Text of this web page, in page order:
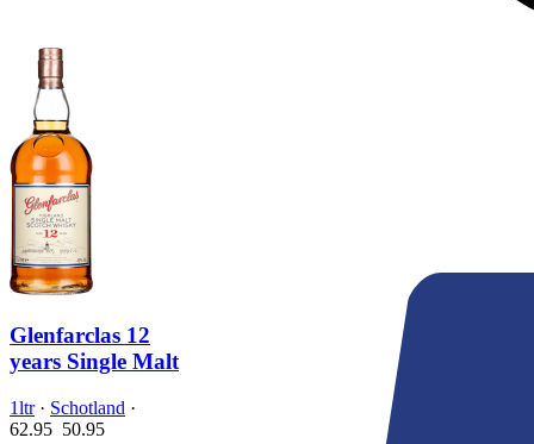
Glenfarclas 12
years Single Malt
1ltr· Schotland ·
62.95 50.95